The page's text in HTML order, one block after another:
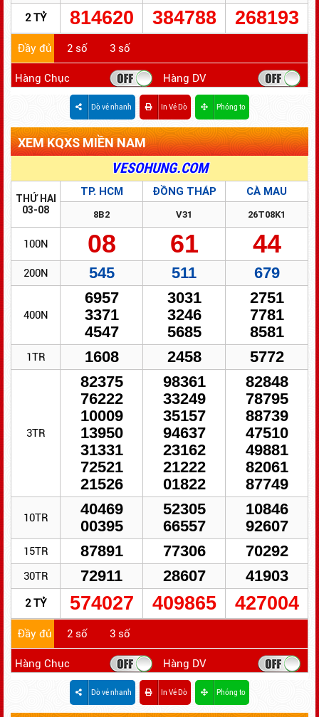
2 TỶ 814620 384788 268193
Đầy đủ 2 số 3 số
Hàng Chục Hàng DV
Dò vé nhanh In Vé Dò Phóng to
XEM KQXS MIỀN NAM
VESOHUNG.COM
ĐỔI SỐ TRÚNG - NHANH GỌN - BẢO MẬT
THỨ HAI
03-08
TP. HCM ĐỒNG THÁP CÀ MAU
8B2 V31 26T08K1
100N 08 61 44
200N 545 511 679
400N
6957
3371
4547
3031
3246
5685
2751
7781
8581
1TR 1608 2458 5772
3TR
82375
76222
10009
13950
31331
72521
21526
98361
33249
35157
94637
23162
21222
01822
82848
78795
88739
47510
49881
82061
87749
10TR
40469
00395
52305
66557
10846
92607
15TR 87891 77306 70292
30TR 72911 28607 41903
2 TỶ 574027 409865 427004
Đầy đủ 2 số 3 số
Hàng Chục Hàng DV
Dò vé nhanh In Vé Dò Phóng to